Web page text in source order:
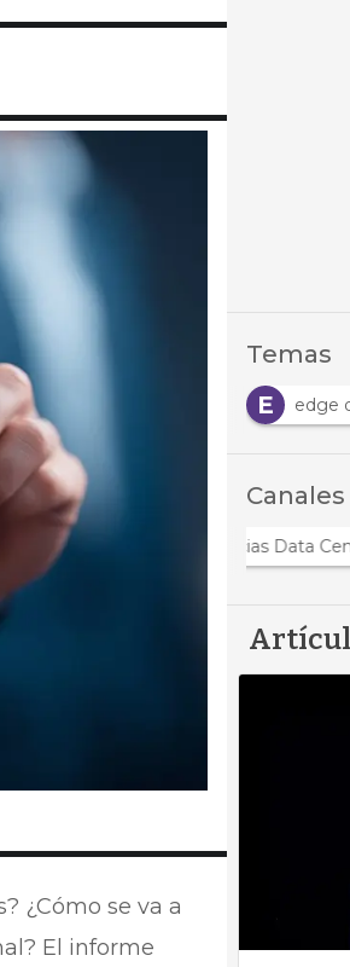
¿Cómo se va a
El informe
Temas
E
E edge
Canales
Noticias Data